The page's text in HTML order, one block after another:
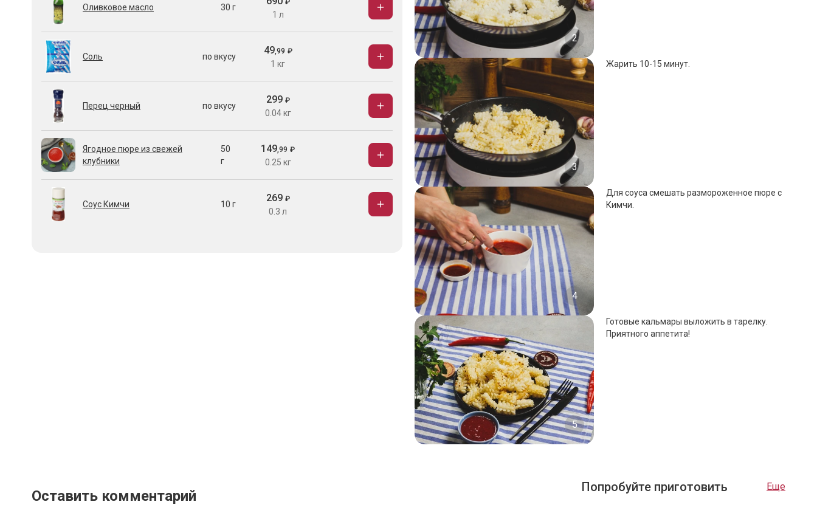
Оливковое масло 30 г
₽
1 л
Соль по вкусу
49,99 ₽
1 кг
Перец черный по вкусу
299 ₽
0.04 кг
Ягодное пюре из свежей
клубники
50
г
149,99 ₽
0.25 кг
Соус Кимчи 10 г
269 ₽
0.3 л
2
3
Жарить 10-15 минут.
4
Для соуса смешать размороженное пюре с
Кимчи.
5
Готовые кальмары выложить в тарелку.
Приятного аппетита!
Оставить комментарий
Попробуйте приготовить Еще